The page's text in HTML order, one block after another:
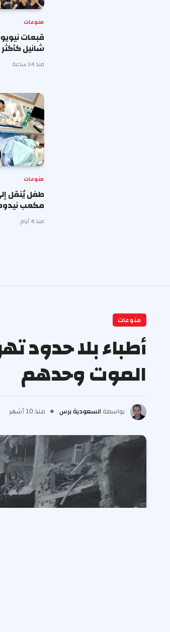
منوعات
قبعات
شانيل
منذ 14 ساعة
منوعات
طفل يُنقل
مكعب
منذ 4 أيام
منوعات
أطباء بلا حدود
الموت وحدهم
بواسطة السعودية برس منذ 10 أشهر